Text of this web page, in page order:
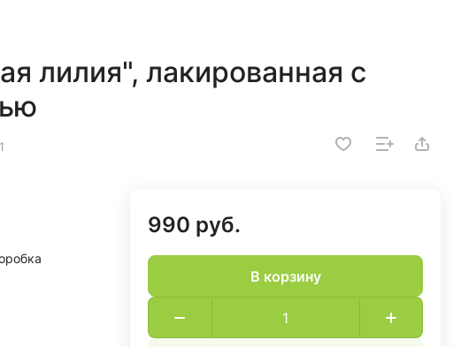
лилия", лакированная с
990 руб.
В корзину